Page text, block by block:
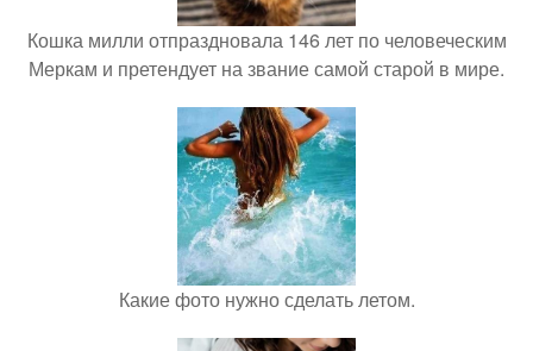
Кошка милли отпраздновала 146 лет по человеческим
Меркам и претендует на звание самой старой в мире.
Какие фото нужно сделать летом.